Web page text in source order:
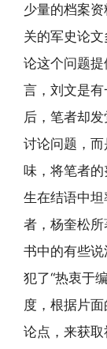
少量的档案
关的军史论
论这个问题
言，刘文是
后，笔者却
讨论问题，
味，将笔者
生在结语中
者，杨奎松
书中的有些
犯了“热衷于
度，根据片面
论点，来获